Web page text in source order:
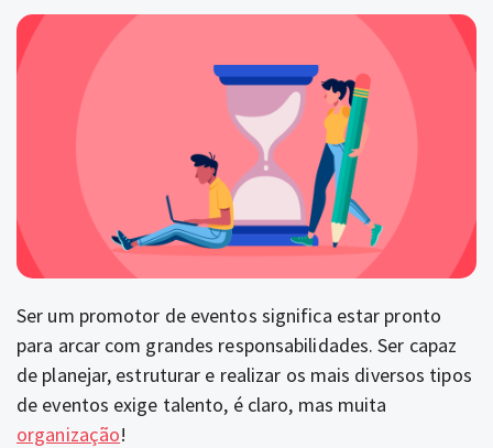
Ser um promotor de eventos significa estar pronto
para arcar com grandes responsabilidades. Ser capaz
de planejar, estruturar e realizar os mais diversos tipos
de eventos exige talento, é claro, mas muita
organização!